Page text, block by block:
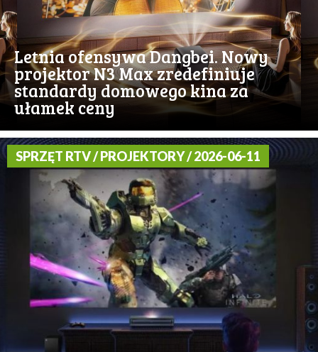
Letnia ofensywa Dangbei. Nowy
projektor N3 Max zredefiniuje
standardy domowego kina za
ułamek ceny
SPRZĘT RTV / PROJEKTORY / 2026-06-11